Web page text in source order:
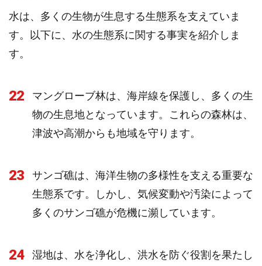
水は、多くの生物が生息する生態系を支えていま
す。以下に、水の生態系に関する事実を紹介しま
す。
22
マングローブ林は、海岸線を保護し、多くの生
物の生息地となっています。これらの森林は、
津波や高潮からも地域を守ります。
23
サンゴ礁は、海洋生物の多様性を支える重要な
生態系です。しかし、気候変動や汚染によって
多くのサンゴ礁が危機に瀕しています。
24
湿地は、水を浄化し、洪水を防ぐ役割を果たし